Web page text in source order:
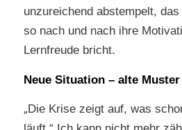
unzureichend abstempelt,
so nach und nach ihre
Lernfreude bricht.
Neue Situation – alte Muster
„Die Krise zeigt auf, was